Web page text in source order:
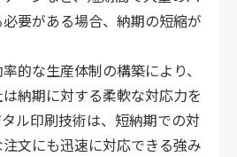
要がある場合、納期の短縮が
的な生産体制の構築により、
納期に対する柔軟な対応力を
ル印刷技術は、短納期での対
文にも迅速に対応できる強み